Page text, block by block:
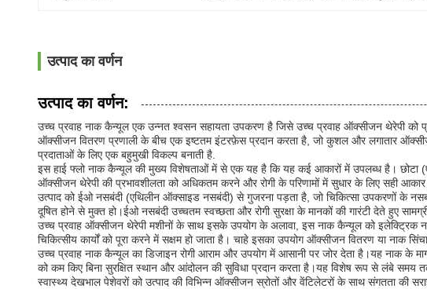
उत्पाद का वर्णन
उत्पाद का वर्णन:
उच्च प्रवाह नाक कैन्यूल एक उन्नत श्वसन सहायता उपकरण है जिसे उच्च प्रवाह ऑक्सीजन थेरेपी को
ऑक्सीजन वितरण प्रणाली के बीच एक इष्टतम इंटरफ़ेस प्रदान करता है, जो कुशल और लगातार
प्रदाताओं के लिए एक बहुमुखी विकल्प बनाती है.
इस हाई फ्लो नाक कैन्यूल की मुख्य विशेषताओं में से एक यह है कि यह कई आकारों में उपलब्ध है। छोटा
ऑक्सीजन थेरेपी की प्रभावशीलता को अधिकतम करने और रोगी के परिणामों में सुधार के लिए सही आकार
उत्पाद को ईओ नसबंदी (एथिलीन ऑक्साइड नसबंदी) से गुजरना पड़ता है, जो चिकित्सा उपकरणों के
दूषित होने से मुक्त हो।ईओ नसबंदी उच्चतम स्वच्छता और रोगी सुरक्षा के मानकों की गारंटी देते हुए
उच्च प्रवाह ऑक्सीजन थेरेपी मशीनों के साथ इसके उपयोग के अलावा, इस नाक कैन्यूल को इलेक्ट्रिक
चिकित्सीय कार्यों को पूरा करने में सक्षम हो जाता है। चाहे इसका उपयोग ऑक्सीजन वितरण या
उच्च प्रवाह नाक कैन्यूल का डिजाइन रोगी आराम और उपयोग में आसानी पर जोर देता है।यह नाक के
को कम किए बिना सुरक्षित स्थान और आंदोलन की सुविधा प्रदान करता है।यह विशेष रूप से लंबे
स्वास्थ्य देखभाल पेशेवरों को उत्पाद की विभिन्न ऑक्सीजन स्रोतों और वेंटिलेटरों के साथ संगतता की